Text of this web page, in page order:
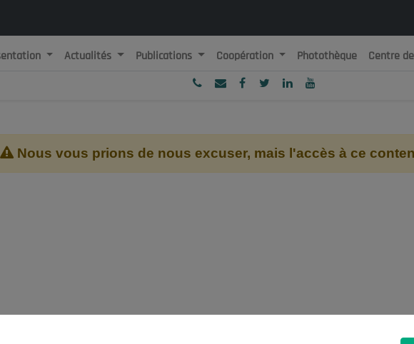
République Algérienne Démocratique et Populaire
Actualités Publications Coopération Photothèque Centre
Nous vous prions de nous excuser, mais l'accès à ce